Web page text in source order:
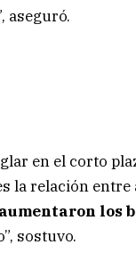
aseguró.
en el corto
la relación
los
sostuvo.